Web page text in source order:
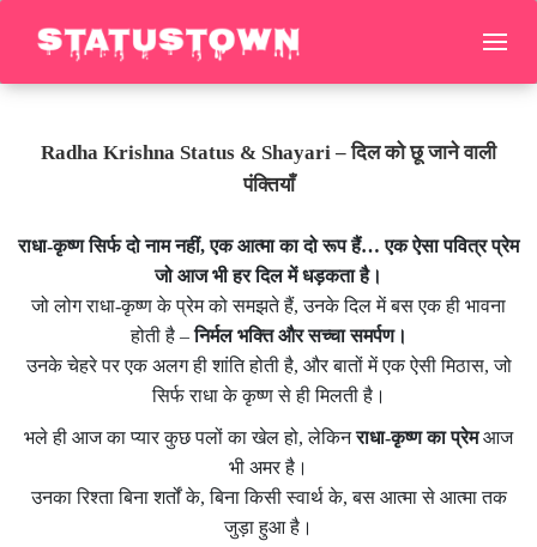
Radha Krishna Status & Shayari – दिल को छू जाने वाली
पंक्तियाँ
राधा-कृष्ण सिर्फ दो नाम नहीं, एक आत्मा का दो रूप हैं… एक ऐसा पवित्र प्रेम
जो आज भी हर दिल में धड़कता है।
जो लोग राधा-कृष्ण के प्रेम को समझते हैं, उनके दिल में बस एक ही भावना
होती है –निर्मल भक्ति और सच्चा समर्पण।
उनके चेहरे पर एक अलग ही शांति होती है, और बातों में एक ऐसी मिठास, जो
सिर्फ राधा के कृष्ण से ही मिलती है।
भले ही आज का प्यार कुछ पलों का खेल हो, लेकिनराधा-कृष्ण का प्रेमआज
भी अमर है।
उनका रिश्ता बिना शर्तों के, बिना किसी स्वार्थ के, बस आत्मा से आत्मा तक
जुड़ा हुआ है।